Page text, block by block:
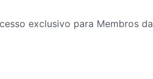
exclusivo para Membros da